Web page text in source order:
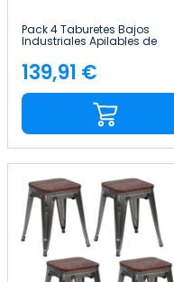
Pack 4 Taburetes Bajos
Industriales Apilables de
Acero y Madera
38x38x46cm Thinia Home
Precio
139,91 €